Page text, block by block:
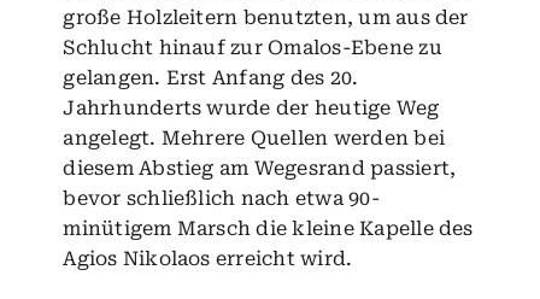
große Holzleitern benutzten, um aus der
Schlucht hinauf zur Omalos-Ebene zu
gelangen. Erst Anfang des 20.
Jahrhunderts wurde der heutige Weg
angelegt. Mehrere Quellen werden bei
diesem Abstieg am Wegesrand passiert,
bevor schließlich nach etwa 90-
minütigem Marsch die kleine Kapelle des
Agios Nikolaos erreicht wird.